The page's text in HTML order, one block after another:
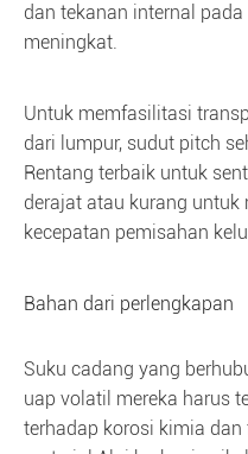
dan tekanan internal
meningkat.
Untuk memfasilitasi
dari lumpur, sudut pitch
Rentang terbaik untuk
derajat atau kurang
kecepatan pemisahan
Bahan dari perlengkapan
Suku cadang yang
uap volatil mereka harus
terhadap korosi kimia